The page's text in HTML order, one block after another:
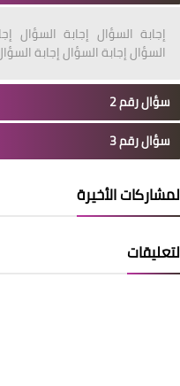
إجابة السؤال إجابة السؤال
السؤال إجابة السؤال إجابة
سؤال رقم 2
سؤال رقم 3
الأخيرة